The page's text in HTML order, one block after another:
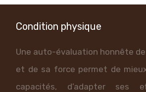
Condition physique
Une auto-évaluation honnête
et de sa force permet de
capacités, d’adapter ses